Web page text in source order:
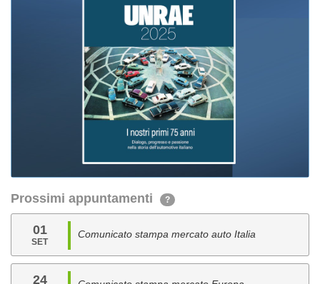
Prossimi appuntamenti ?
01
SET
Comunicato stampa mercato auto Italia
24